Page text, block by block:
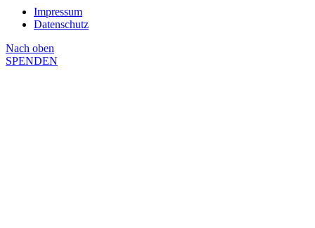
Impressum
Datenschutz
Nach oben
SPENDEN